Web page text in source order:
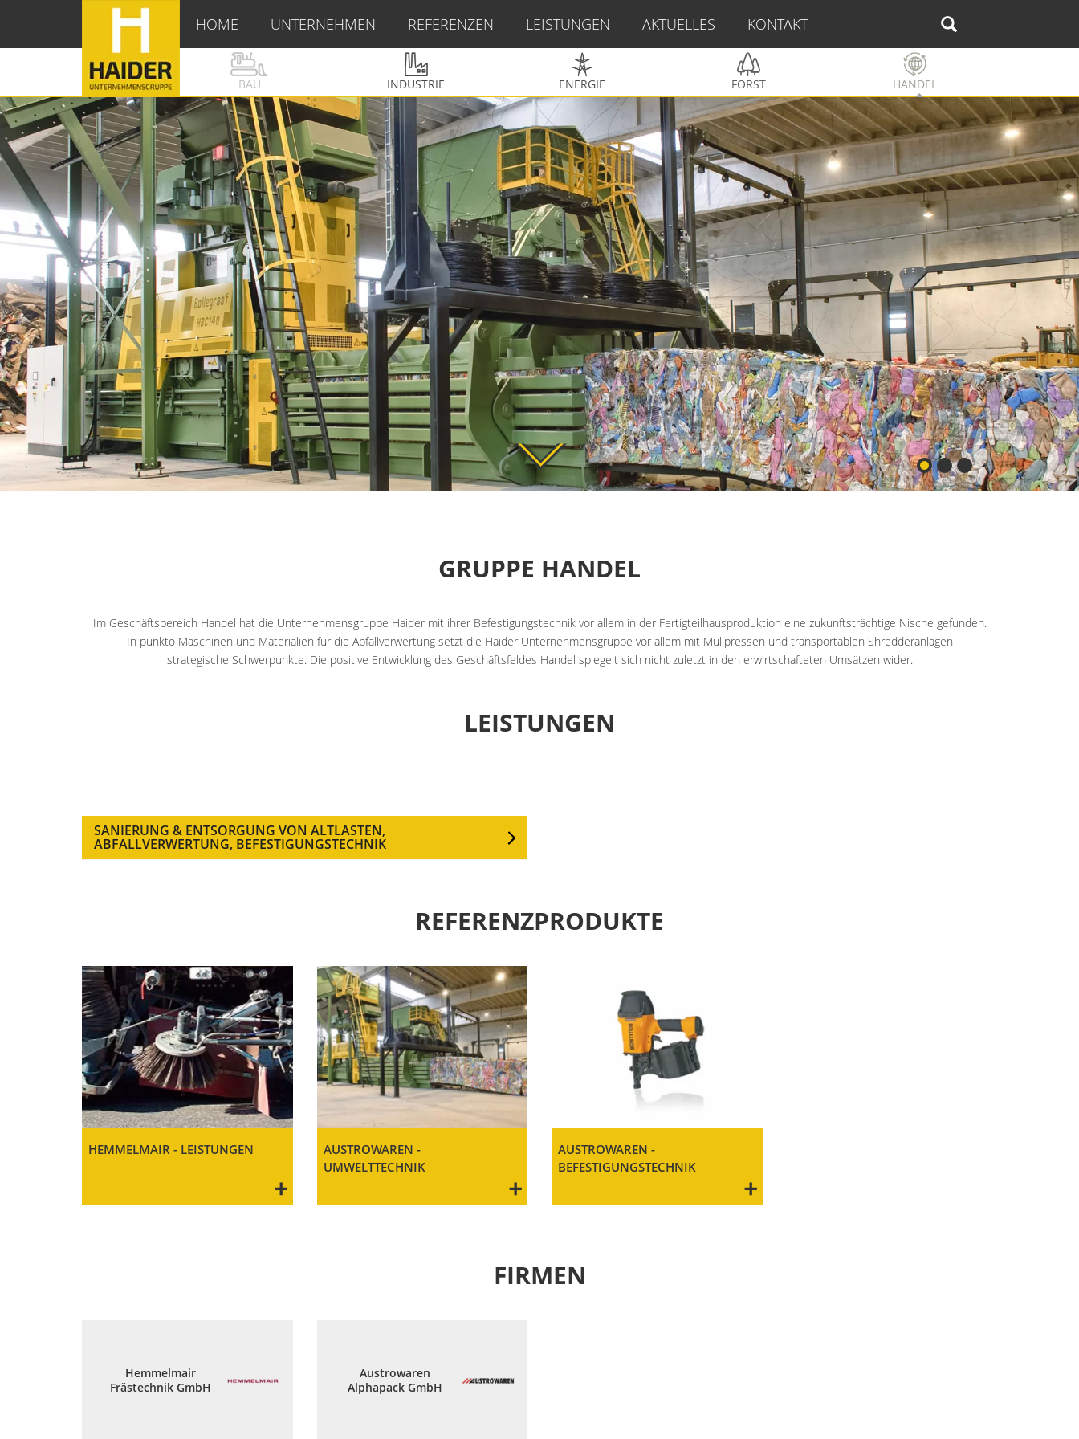
HOME UNTERNEHMEN REFERENZEN LEISTUNGEN AKTUELLES KONTAKT
BAU INDUSTRIE ENERGIE FORST HANDEL
GRUPPE HANDEL
Im Geschäftsbereich Handel hat die Unternehmensgruppe Haider mit ihrer Befestigungstechnik vor allem in der Fertigteilhausproduktion eine zukunftsträchtige Nische gefunden.
In punkto Maschinen und Materialien für die Abfallverwertung setzt die Haider Unternehmensgruppe vor allem mit Müllpressen und transportablen Shredderanlagen
strategische Schwerpunkte. Die positive Entwicklung des Geschäftsfeldes Handel spiegelt sich nicht zuletzt in den erwirtschafteten Umsätzen wider.
LEISTUNGEN
SANIERUNG & ENTSORGUNG VON ALTLASTEN,
ABFALLVERWERTUNG, BEFESTIGUNGSTECHNIK
REFERENZPRODUKTE
HEMMELMAIR - LEISTUNGEN
+
AUSTROWAREN -
UMWELTTECHNIK
+
AUSTROWAREN -
BEFESTIGUNGSTECHNIK
+
FIRMEN
Hemmelmair
Frästechnik GmbH
Austrowaren
Alphapack GmbH